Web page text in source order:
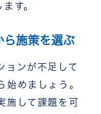
す。
ら施策を選ぶ
ョンが不足して
始めましょう。
施して課題を可